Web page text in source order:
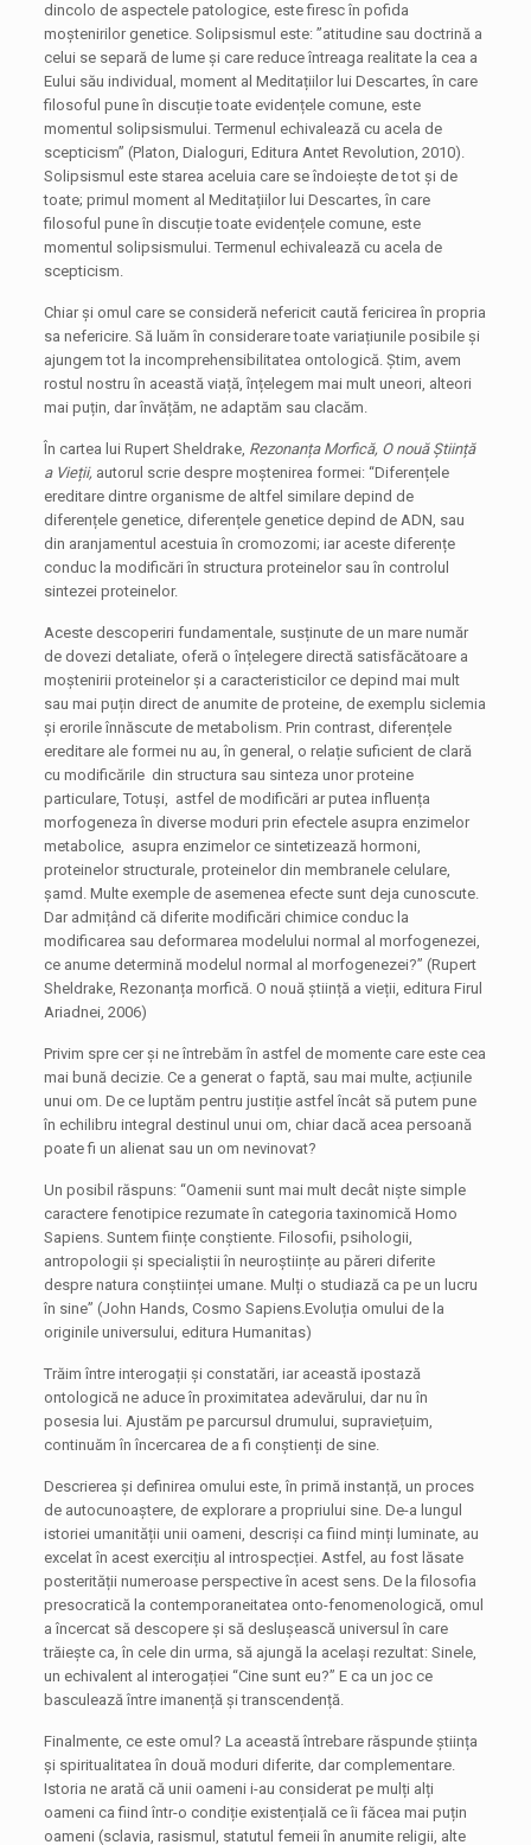
dincolo de aspectele patologice, este firesc în pofida
moștenirilor genetice. Solipsismul este: ”atitudine sau doctrină a
celui se separă de lume și care reduce întreaga realitate la cea a
Eului său individual, moment al Meditațiilor lui Descartes, în care
filosoful pune în discuție toate evidențele comune, este
momentul solipsismului. Termenul echivalează cu acela de
scepticism” (Platon, Dialoguri, Editura Antet Revolution, 2010).
Solipsismul este starea aceluia care se îndoiește de tot și de
toate; primul moment al Meditațiilor lui Descartes, în care
filosoful pune în discuție toate evidențele comune, este
momentul solipsismului. Termenul echivalează cu acela de
scepticism.
Chiar și omul care se consideră nefericit caută fericirea în propria
sa nefericire. Să luăm în considerare toate variațiunile posibile și
ajungem tot la incomprehensibilitatea ontologică. Știm, avem
rostul nostru în această viață, înțelegem mai mult uneori, alteori
mai puțin, dar învățăm, ne adaptăm sau clacăm.
În cartea lui Rupert Sheldrake, Rezonanța Morfică, O nouă Știință
a Vieții, autorul scrie despre moștenirea formei: “Diferențele
ereditare dintre organisme de altfel similare depind de
diferențele genetice, diferențele genetice depind de ADN, sau
din aranjamentul acestuia în cromozomi; iar aceste diferențe
conduc la modificări în structura proteinelor sau în controlul
sintezei proteinelor.
Aceste descoperiri fundamentale, susținute de un mare număr
de dovezi detaliate, oferă o înțelegere directă satisfăcătoare a
moștenirii proteinelor și a caracteristicilor ce depind mai mult
sau mai puțin direct de anumite de proteine, de exemplu siclemia
și erorile înnăscute de metabolism. Prin contrast, diferențele
ereditare ale formei nu au, în general, o relație suficient de clară
cu modificările din structura sau sinteza unor proteine
particulare, Totuși, astfel de modificări ar putea influența
morfogeneza în diverse moduri prin efectele asupra enzimelor
metabolice, asupra enzimelor ce sintetizează hormoni,
proteinelor structurale, proteinelor din membranele celulare,
șamd. Multe exemple de asemenea efecte sunt deja cunoscute.
Dar admițând că diferite modificări chimice conduc la
modificarea sau deformarea modelului normal al morfogenezei,
ce anume determină modelul normal al morfogenezei?” (Rupert
Sheldrake, Rezonanța morfică. O nouă știință a vieții, editura Firul
Ariadnei, 2006)
Privim spre cer și ne întrebăm în astfel de momente care este cea
mai bună decizie. Ce a generat o faptă, sau mai multe, acțiunile
unui om. De ce luptăm pentru justiție astfel încât să putem pune
în echilibru integral destinul unui om, chiar dacă acea persoană
poate fi un alienat sau un om nevinovat?
Un posibil răspuns: “Oamenii sunt mai mult decât niște simple
caractere fenotipice rezumate în categoria taxinomică Homo
Sapiens. Suntem ființe conștiente. Filosofii, psihologii,
antropologii și specialiștii în neuroștiințe au păreri diferite
despre natura conștiinței umane. Mulți o studiază ca pe un lucru
în sine” (John Hands, Cosmo Sapiens.Evoluția omului de la
originile universului, editura Humanitas)
Trăim între interogații și constatări, iar această ipostază
ontologică ne aduce în proximitatea adevărului, dar nu în
posesia lui. Ajustăm pe parcursul drumului, supraviețuim,
continuăm în încercarea de a fi conștienți de sine.
Descrierea și definirea omului este, în primă instanță, un proces
de autocunoaștere, de explorare a propriului sine. De-a lungul
istoriei umanității unii oameni, descriși ca fiind minți luminate, au
excelat în acest exercițiu al introspecției. Astfel, au fost lăsate
posterității numeroase perspective în acest sens. De la filosofia
presocratică la contemporaneitatea onto-fenomenologică, omul
a încercat să descopere și să deslușească universul în care
trăiește ca, în cele din urma, să ajungă la același rezultat: Sinele,
un echivalent al interogației “Cine sunt eu?” E ca un joc ce
basculează între imanență și transcendență.
Finalmente, ce este omul? La această întrebare răspunde știința
și spiritualitatea în două moduri diferite, dar complementare.
Istoria ne arată că unii oameni i-au considerat pe mulți alți
oameni ca fiind într-o condiție existențială ce îi făcea mai puțin
oameni (sclavia, rasismul, statutul femeii în anumite religii, alte